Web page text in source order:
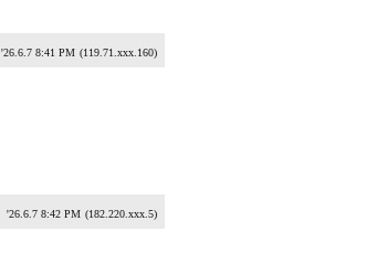
'26.6.7 8:41 PM (119.71.xxx.160)
'26.6.7 8:42 PM (182.220.xxx.5)